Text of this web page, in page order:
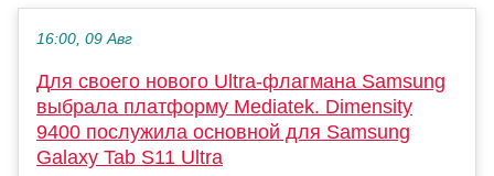
16:00, 09 Авг
Для своего нового Ultra-флагмана Samsung
выбрала платформу Mediatek. Dimensity
9400 послужила основной для Samsung
Galaxy Tab S11 Ultra